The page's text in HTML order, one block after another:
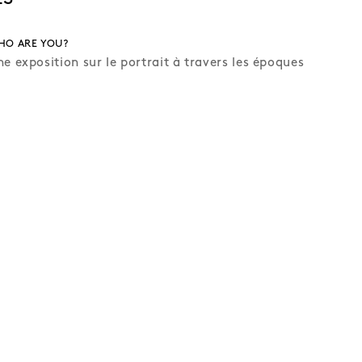
ARE YOU?
exposition sur le portrait à travers les époques